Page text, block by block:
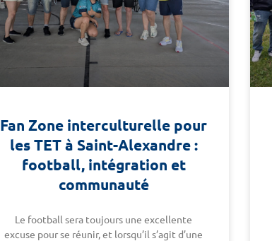
Fan Zone interculturelle pour
les TET à Saint-Alexandre :
football, intégration et
communauté
Le football sera toujours une excellente
excuse pour se réunir, et lorsqu’il s’agit d’une